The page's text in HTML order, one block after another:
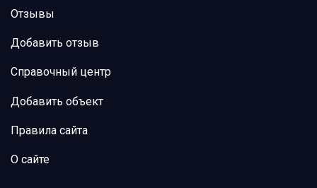
Отзывы
Добавить отзыв
Справочный центр
Добавить объект
Правила сайта
О сайте